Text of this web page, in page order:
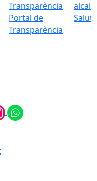
Portal de
Transparència